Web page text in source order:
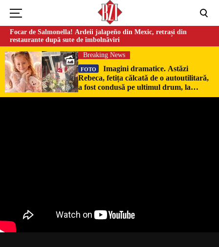
Focar de Salmonella! Ardeii jalapeño din Mexic, retrași din
restaurante după sute de îmbolnăviri
Breaking News
FOTO
Imagini dramatice. Astăzi
Rebeca, fetița călcată de o autoutilitară,
a fost condusă pe ultimul drum, la
Poduri. În sicriul alb al micuței au fost